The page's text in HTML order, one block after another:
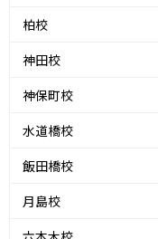
柏校
神田校
神保町校
水道橋校
飯田橋校
月島校